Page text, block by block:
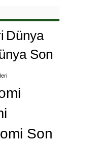
Dünya
Son
Son